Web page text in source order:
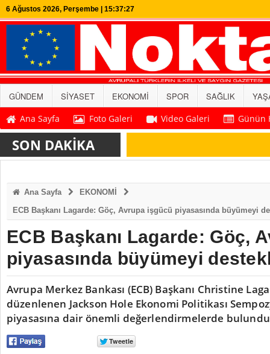
6 Ağustos 2026, Perşembe | 15:37:27
GÜNDEM SİYASET EKONOMİ SPOR SAĞLIK
Ana Sayfa
Foto Galeri Video Galeri Günün
SON DAKİKA
Ana Sayfa
EKONOMİ
ECB Başkanı Lagarde: Göç, Avrupa işgücü piyasasında büyümeyi
ECB Başkanı Lagarde: Göç,
piyasasında büyümeyi
Avrupa Merkez Bankası (ECB) Başkanı Christine
düzenlenen Jackson Hole Ekonomi Politikası
piyasasına dair önemli değerlendirmelerde